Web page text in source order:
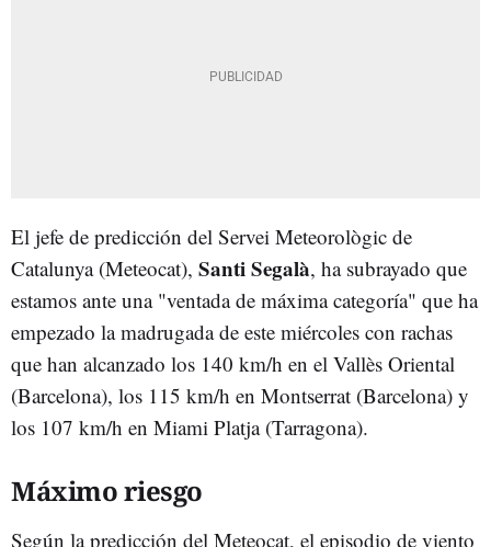
El jefe de predicción del Servei Meteorològic de
Catalunya (Meteocat), Santi Segalà, ha subrayado que
estamos ante una "ventada de máxima categoría" que ha
empezado la madrugada de este miércoles con rachas
que han alcanzado los 140 km/h en el Vallès Oriental
(Barcelona), los 115 km/h en Montserrat (Barcelona) y
los 107 km/h en Miami Platja (Tarragona).
Máximo riesgo
Según la predicción del Meteocat, el episodio de viento